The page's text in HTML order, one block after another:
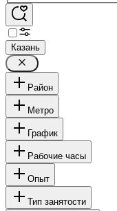
Казань
Район
Метро
График
Рабочие часы
Опыт
Тип занятости